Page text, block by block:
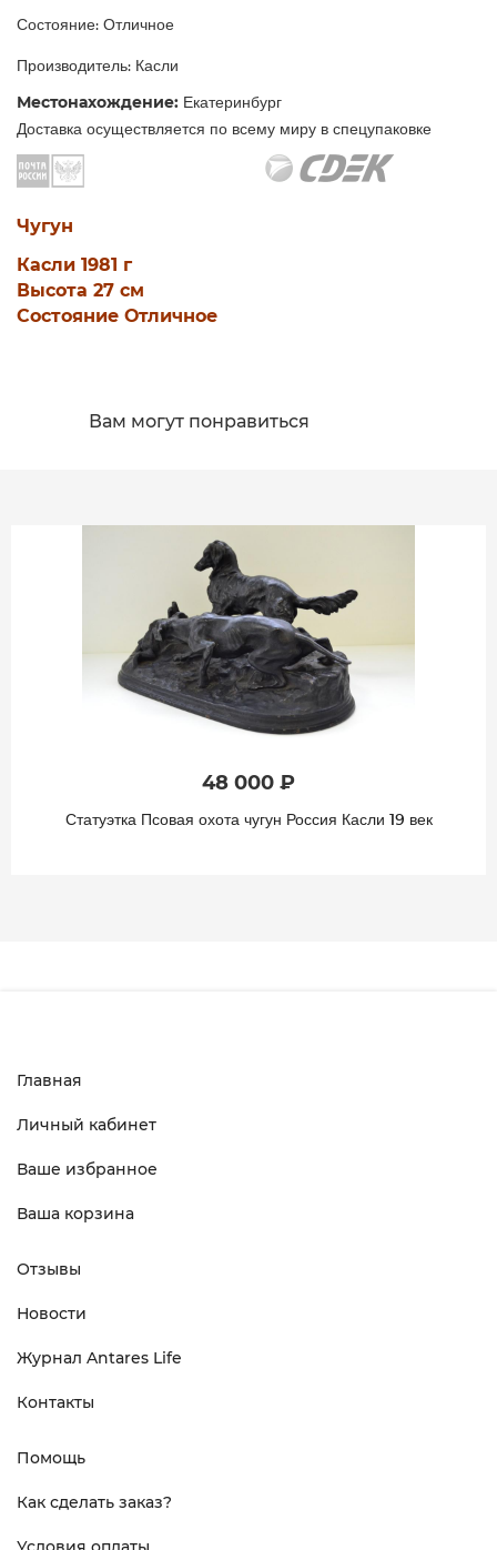
Состояние: Отличное
Производитель: Касли
Местонахождение: Екатеринбург
Доставка осуществляется по всему миру в спецупаковке
Чугун
Касли 1981 г
Высота 27 см
Состояние Отличное
Вам могут понравиться
48 000 ₽
Статуэтка Псовая охота чугун Россия Касли 19 век
Главная
Личный кабинет
Ваше избранное
Ваша корзина
Отзывы
Новости
Журнал Antares Life
Контакты
Помощь
Как сделать заказ?